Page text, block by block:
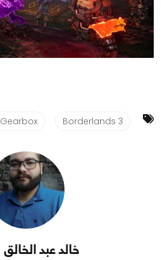
Borderlands 3
Gearbox
خالد عبد الخالق